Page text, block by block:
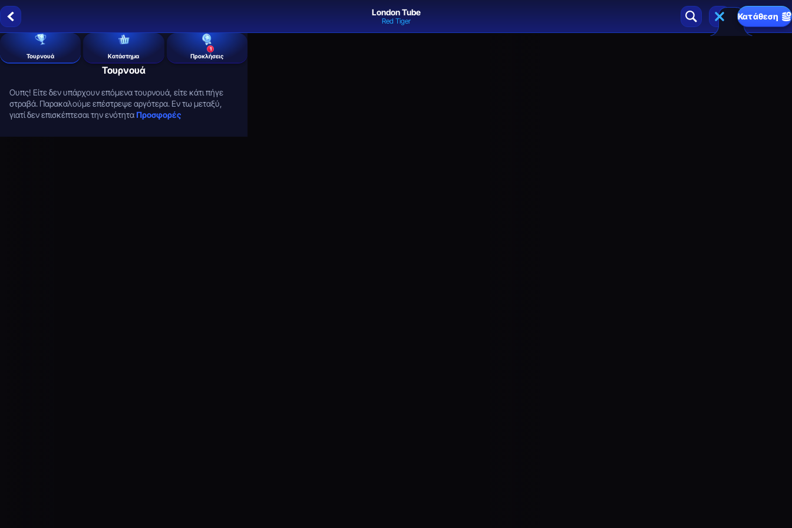
London Tube
Red Tiger Κατάθεση
Τουρνουά Κατάστημα
1
Προκλήσεις
Τουρνουά
Ουπς! Είτε δεν υπάρχουν επόμενα τουρνουά, είτε κάτι πήγε
στραβά. Παρακαλούμε επέστρεψε αργότερα. Εν τω μεταξύ,
γιατί δεν επισκέπτεσαι την ενότητα Προσφορές